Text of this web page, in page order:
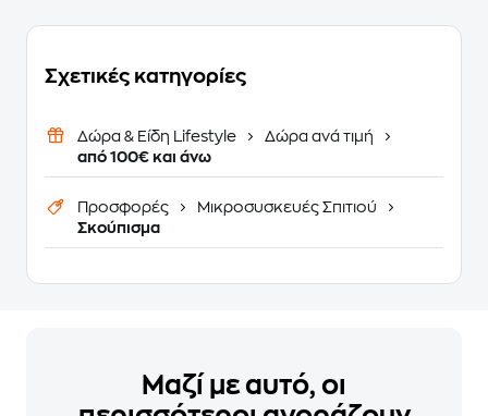
Σχετικές κατηγορίες
Δώρα & Είδη Lifestyle
Δώρα ανά τιμή
από 100€ και άνω
Προσφορές
Μικροσυσκευές Σπιτιού
Σκούπισμα
Μαζί με αυτό, οι